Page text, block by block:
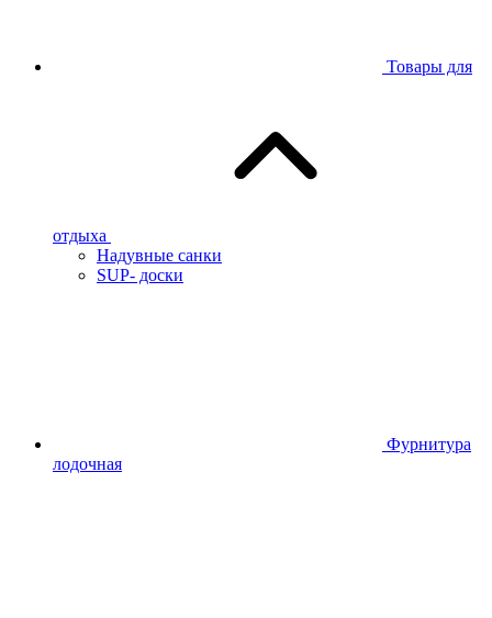
Товары для
отдыха
Надувные санки
SUP- доски
Фурнитура
лодочная